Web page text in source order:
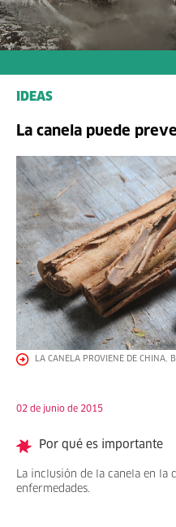
IDEAS
La canela puede
LA CANELA PROVIENE DE CHINA,
02 de junio de 2015
Por qué es importante
La inclusión de la canela en la
enfermedades.